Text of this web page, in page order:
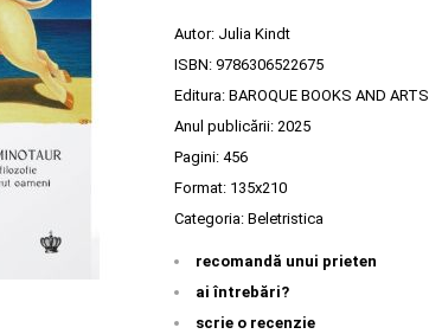
Autor: Julia Kindt
ISBN: 9786306522675
Editura: BAROQUE BOOKS AND ARTS
Anul publicării: 2025
Pagini: 456
Format: 135x210
Categoria: Beletristica
recomandă unui prieten
ai întrebări?
scrie o recenzie